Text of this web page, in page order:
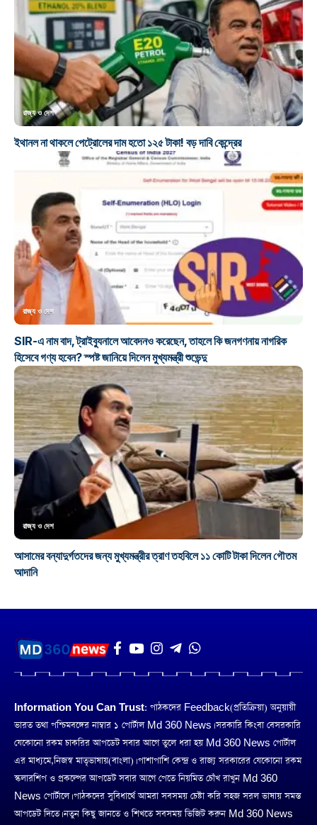
রাজ্য ও দেশ
ইথানল না থাকলে পেট্রোলের দাম হতো ১২৫ টাকা! বড় দাবি কেন্দ্রের
রাজ্য ও দেশ
SIR-এ নাম বাদ, ট্রাইব্যুনালে আবেদনও করেছেন, তাহলে কি জনগণনায় নাগরিক
হিসেবে গণ্য হবেন? স্পষ্ট জানিয়ে দিলেন মুখ্যমন্ত্রী শুভেন্দু
রাজ্য ও দেশ
আসামের বন্যাদুর্গতদের জন্য মুখ্যমন্ত্রীর ত্রাণ তহবিলে ১১ কোটি টাকা দিলেন গৌতম
আদানি
Information You Can Trust: পাঠকদের Feedback(প্রতিক্রিয়া) অনুয়ায়ী
ভারত তথা পশ্চিমবঙ্গের নাম্বার ১ পোর্টাল Md 360 News। সরকারি কিংবা বেসরকারি
যেকোনো রকম চাকরির আপডেট সবার আগে তুলে ধরা হয় Md 360 News পোর্টাল
এর মাধ্যমে,নিজস্ব মাতৃভাষায়(বাংলা)। পাশাপাশি কেন্দ্র ও রাজ্য সরকারের যেকোনো রকম
স্কলারশিপ ও প্রকল্পের আপডেট সবার আগে পেতে নিয়মিত চোঁখ রাখুন Md 360
News পোর্টালে। পাঠকদের সুবিধার্থে আমরা সবসময় চেষ্টা করি সহজ সরল ভাষায় সমস্ত
আপডেট দিতে। নতুন কিছু জানতে ও শিখতে সবসময় ভিজিট করুন Md 360 News